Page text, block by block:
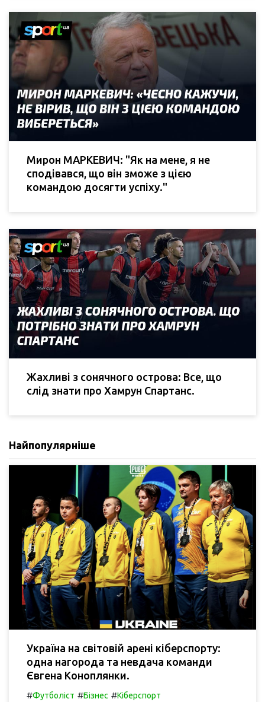
Мирон МАРКЕВИЧ: "Як на мене, я не
сподівався, що він зможе з цією
командою досягти успіху."
Жахливі з сонячного острова: Все, що
слід знати про Хамрун Спартанс.
Найпопулярніше
Україна на світовій арені кіберспорту:
одна нагорода та невдача команди
Євгена Коноплянки.
#Футболіст #Бізнес #Кіберспорт